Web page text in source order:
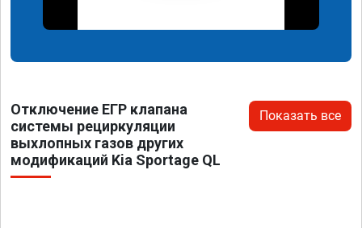
Отключение ЕГР клапана
системы рециркуляции
выхлопных газов других
модификаций Kia Sportage QL
Показать все